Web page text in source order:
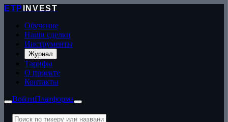
ETP
INVEST
Обучение
Наши сделки
Инструменты
Журнал
Тарифы
О проекте
Контакты
ВойтиПлатформа